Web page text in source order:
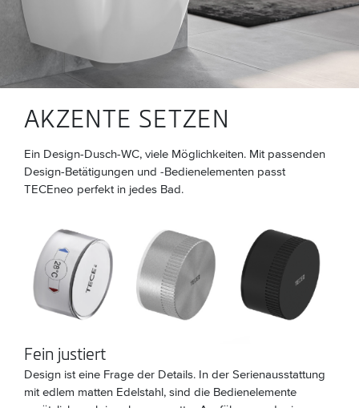
AKZENTE SETZEN
Ein Design-Dusch-WC, viele Möglichkeiten. Mit passenden
Design-Betätigungen und ‑Bedienelementen passt
TECEneo perfekt in jedes Bad.
Fein justiert
Design ist eine Frage der Details. In der Serienausstattung
mit edlem matten Edelstahl, sind die Bedienelemente